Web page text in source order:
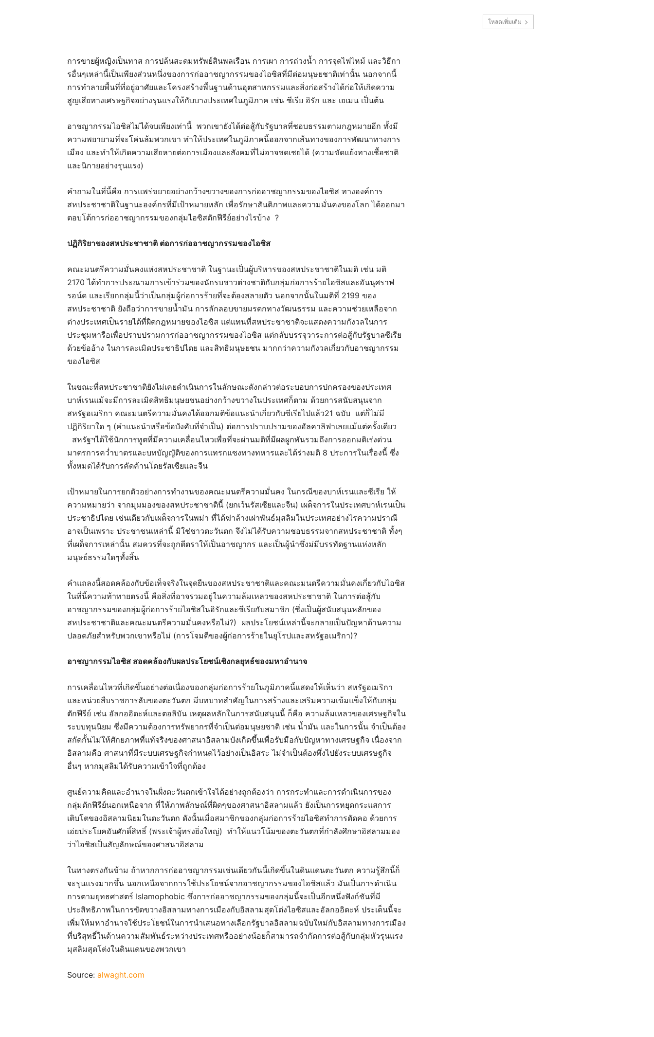
การขายผู้หญิงเป็นทาส การปล้นสะดมทรัพย์สินพลเรือน การเผา การถ่วงน้ำ การจุดไฟไหม้ และวิธีกา
รอื่นๆเหล่านี้เป็นเพียงส่วนหนึ่งของการก่ออาชญากรรมของไอซิสที่มีต่อมนุษยชาติเท่านั้น นอกจากนี้
การทำลายพื้นที่ที่อยู่อาศัยและโครงสร้างพื้นฐานด้านอุตสาหกรรมและสิ่งก่อสร้างได้ก่อให้เกิดความ
สูญเสียทางเศรษฐกิจอย่างรุนแรงให้กับบางประเทศในภูมิภาค เช่น ซีเรีย อิรัก และ เยเมน เป็นต้น
อาชญากรรมไอซิสไม่ได้จบเพียงเท่านี้ พวกเขายังได้ต่อสู้กับรัฐบาลที่ชอบธรรมตามกฎหมายอีก ทั้งมี
ความพยายามที่จะโค่นล้มพวกเขา ทำให้ประเทศในภูมิภาคนี้ออกจากเส้นทางของการพัฒนาทางการ
เมือง และทำให้เกิดความเสียหายต่อการเมืองและสังคมที่ไม่อาจชดเชยได้ (ความขัดแย้งทางเชื้อชาติ
และนิกายอย่างรุนแรง)
คำถามในที่นี้คือ การแพร่ขยายอย่างกว้างขวางของการก่ออาชญากรรมของไอซิส ทางองค์การ
สหประชาชาติในฐานะองค์กรที่มีเป้าหมายหลัก เพื่อรักษาสันติภาพและความมั่นคงของโลก ได้ออกมา
ตอบโต้การก่ออาชญากรรมของกลุ่มไอซิสตักฟีรีย์อย่างไรบ้าง ?
ปฏิกิริยาของสหประชาชาติ ต่อการก่ออาชญากรรมของไอซิส
คณะมนตรีความมั่นคงแห่งสหประชาชาติ ในฐานะเป็นผู้บริหารของสหประชาชาติในมติ เช่น มติ
2170 ได้ทำการประณามการเข้าร่วมของนักรบชาวต่างชาติกับกลุ่มก่อการร้ายไอซิสและอันนุศราฟ
รอน์ด และเรียกกลุ่มนี้ว่าเป็นกลุ่มผู้ก่อการร้ายที่จะต้องสลายตัว นอกจากนั้นในมติที่ 2199 ของ
สหประชาชาติ ยังถือว่าการขายน้ำมัน การลักลอบขายมรดกทางวัฒนธรรม และความช่วยเหลือจาก
ต่างประเทศเป็นรายได้ที่ผิดกฎหมายของไอซิส แต่แทนที่สหประชาชาติจะแสดงความกังวลในการ
ประชุมหารือเพื่อปราบปรามการก่ออาชญากรรมของไอซิส แต่กลับบรรจุวาระการต่อสู้กับรัฐบาลซีเรีย
ด้วยข้ออ้าง ในการละเมิดประชาธิปไตย และสิทธิมนุษยชน มากกว่าความกังวลเกี่ยวกับอาชญากรรม
ของไอซิส
ในขณะที่สหประชาชาติยังไม่เคยดำเนินการในลักษณะดังกล่าวต่อระบอบการปกครองของประเทศ
บาห์เรนแม้จะมีการละเมิดสิทธิมนุษยชนอย่างกว้างขวางในประเทศก็ตาม ด้วยการสนับสนุนจาก
สหรัฐอเมริกา คณะมนตรีความมั่นคงได้ออกมติข้อแนะนำเกี่ยวกับซีเรียไปแล้ว21 ฉบับ แต่ก็ไม่มี
ปฏิกิริยาใด ๆ (คำแนะนำหรือข้อบังคับที่จำเป็น) ต่อการปราบปรามของอัลคาลิฟาเลยแม้แต่ครั้งเดียว
สหรัฐฯได้ใช้นักการทูตที่มีความเคลื่อนไหวเพื่อที่จะผ่านมติที่มีผลผูกพันรวมถึงการออกมติเร่งด่วน
มาตรการคว่ำบาตรและบทบัญญัติของการแทรกแซงทางทหารและได้ร่างมติ 8 ประการในเรื่องนี้ ซึ่ง
ทั้งหมดได้รับการคัดค้านโดยรัสเซียและจีน
เป้าหมายในการยกตัวอย่างการทำงานของคณะมนตรีความมั่นคง ในกรณีของบาห์เรนและซีเรีย ให้
ความหมายว่า จากมุมมองของสหประชาชาตินี้ (ยกเว้นรัสเซียและจีน) เผด็จการในประเทศบาห์เรนเป็น
ประชาธิปไตย เช่นเดียวกับเผด็จการในพม่า ที่ได้ฆ่าล้างเผ่าพันธ์มุสลิมในประเทศอย่างไรความปราณี
อาจเป็นเพราะ ประชาชนเหล่านี้ มิใช่ชาวตะวันตก จึงไม่ได้รับความชอบธรรมจากสหประชาชาติ ทั้งๆ
ที่เผด็จการเหล่านั้น สมควรที่จะถูกตีตราให้เป็นอาชญากร และเป็นผู้นำซึ่งม่มีบรรทัดฐานแห่งหลัก
มนุษย์ธรรมใดๆทั้งสิ้น
คำแถลงนี้สอดคล้องกับข้อเท็จจริงในจุดยืนของสหประชาชาติและคณะมนตรีความมั่นคงเกี่ยวกับไอซิส
ในที่นี้ความท้าทายตรงนี้ คือสิ่งที่อาจรวมอยู่ในความล้มเหลวของสหประชาชาติ ในการต่อสู้กับ
อาชญากรรมของกลุ่มผู้ก่อการร้ายไอซิสในอิรักและซีเรียกับสมาชิก (ซึ่งเป็นผู้สนับสนุนหลักของ
สหประชาชาติและคณะมนตรีความมั่นคงหรือไม่?) ผลประโยชน์เหล่านี้จะกลายเป็นปัญหาด้านความ
ปลอดภัยสำหรับพวกเขาหรือไม่ (การโจมตีของผู้ก่อการร้ายในยุโรปและสหรัฐอเมริกา)?
อาชญากรรมไอซิส สอดคล้องกับผลประโยชน์เชิงกลยุทธ์ของมหาอำนาจ
การเคลื่อนไหวที่เกิดขึ้นอย่างต่อเนื่องของกลุ่มก่อการร้ายในภูมิภาคนี้แสดงให้เห็นว่า สหรัฐอเมริกา
และหน่วยสืบราชการลับของตะวันตก มีบทบาทสำคัญในการสร้างและเสริมความเข้มแข็งให้กับกลุ่ม
ตักฟีรีย์ เช่น อัลกออิดะห์และตอลิบัน เหตุผลหลักในการสนับสนุนนี้ ก็คือ ความล้มเหลวของเศรษฐกิจใน
ระบบทุนนิยม ซึ่งมีความต้องการทรัพยากรที่จำเป็นต่อมนุษยชาติ เช่น น้ำมัน และในการนั้น จำเป็นต้อง
สกัดกั้นไม่ให้ศักยภาพที่แท้จริงของศาสนาอิสลามบังเกิดขึ้นเพื่อรับมือกับปัญหาทางเศรษฐกิจ เนื่องจาก
อิสลามคือ ศาสนาที่มีระบบเศรษฐกิจกำหนดไว้อย่างเป็นอิสระ ไม่จำเป็นต้องพึ่งไปยังระบบเศรษฐกิจ
อื่นๆ หากมุสลิมได้รับความเข้าใจที่ถูกต้อง
ศูนย์ความคิดและอำนาจในฝั่งตะวันตกเข้าใจได้อย่างถูกต้องว่า การกระทำและการดำเนินการของ
กลุ่มตักฟีรีย์นอกเหนือจาก ที่ให้ภาพลักษณ์ที่ผิดๆของศาสนาอิสลามแล้ว ยังเป็นการหยุดกระแสการ
เติบโตของอิสลามนิยมในตะวันตก ดังนั้นเมื่อสมาชิกของกลุ่มก่อการร้ายไอซิสทำการตัดคอ ด้วยการ
เอ่ยประโยคอันศักดิ์สิทธิ์ (พระเจ้าผู้ทรงยิ่งใหญ่) ทำให้แนวโน้มของตะวันตกที่กำลังศึกษาอิสลามมอง
ว่าไอซิสเป็นสัญลักษณ์ของศาสนาอิสลาม
ในทางตรงกันข้าม ถ้าหากการก่ออาชญากรรมเช่นเดียวกันนี้เกิดขึ้นในดินแดนตะวันตก ความรู้สึกนี้ก็
จะรุนแรงมากขึ้น นอกเหนือจากการใช้ประโยชน์จากอาชญากรรมของไอซิสแล้ว มันเป็นการดำเนิน
การตามยุทธศาสตร์ Islamophobic ซึ่งการก่ออาชญากรรมของกลุ่มนี้จะเป็นอีกหนึ่งฟังก์ชันที่มี
ประสิทธิภาพในการขัดขวางอิสลามทางการเมืองกับอิสลามสุดโต่งไอซิสและอัลกออิดะห์ ประเด็นนี้จะ
เพิ่มให้มหาอำนาจใช้ประโยชน์ในการนำเสนอทางเลือกรัฐบาลอิสลามฉบับใหม่กับอิสลามทางการเมือง
ที่บริสุทธิ์ในด้านความสัมพันธ์ระหว่างประเทศหรืออย่างน้อยก็สามารถจำกัดการต่อสู้กับกลุ่มหัวรุนแรง
มุสลิมสุดโต่งในดินแดนของพวกเขา
Source: alwaght.com
โหลดเพิ่มเติม